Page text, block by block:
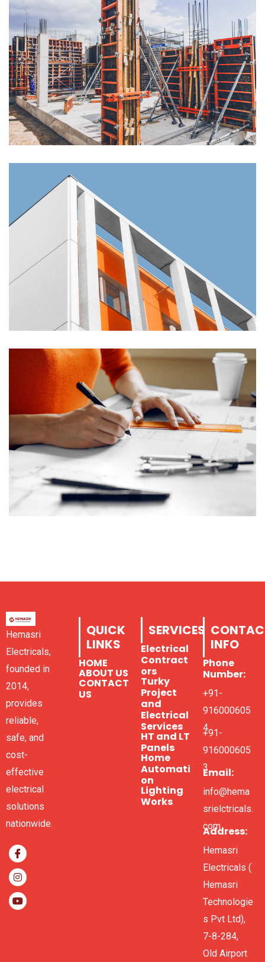
Hemasri
Electricals,
founded in
2014,
provides
reliable,
safe, and
cost-
effective
electrical
solutions
nationwide.
QUICK
LINKS
HOME
ABOUT US
CONTACT
US
SERVICES
Electrical
Contract
ors
Turky
Project
and
Electrical
Services
HT and LT
Panels
Home
Automati
on
Lighting
Works
INFO
Phone
Number:
+91-
916000605
4
+91-
916000605
3
Email:
info@hema
srielctricals.
com
Address:
Hemasri
Electricals (
Hemasri
Technologie
s Pvt Ltd),
7-8-284,
Old Airport